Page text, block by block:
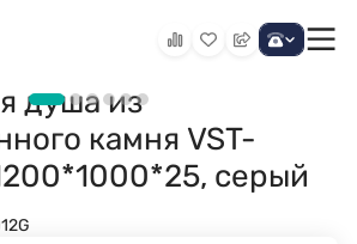
душа из
камня VST-
серый